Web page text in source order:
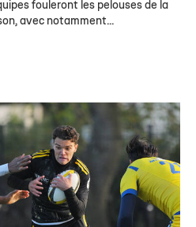
fouleront les pelouses de la
avec notamment...